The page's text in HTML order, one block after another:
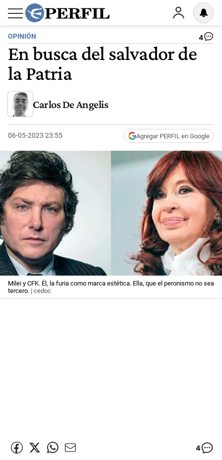
OPINIÓN 4
En busca del salvador de
la Patria
Carlos De Angelis
06-05-2023 23:55 Agregar PERFIL en Google
Milei y CFK. Él, la furia como marca estética. Ella, que el peronismo no sea
tercero. | cedoc
4